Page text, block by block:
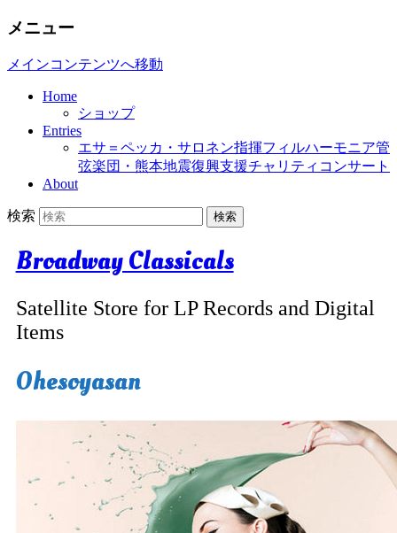
メニュー
メインコンテンツへ移動
Home
ショップ
Entries
エサ＝ペッカ・サロネン指揮フィルハーモニア管
弦楽団・熊本地震復興支援チャリティコンサート
About
検索
Broadway Classicals
Satellite Store for LP Records and Digital
Items
Ohesoyasan